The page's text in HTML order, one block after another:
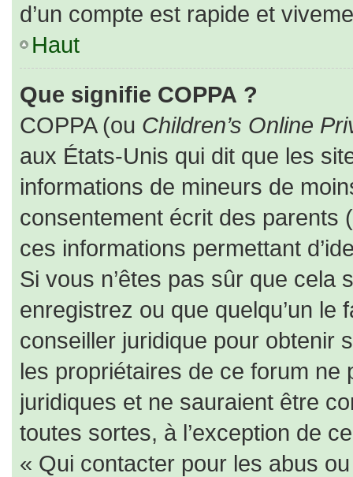
d’un compte est rapide et
Haut
Que signifie COPPA ?
COPPA (ou Children’s Online
aux États-Unis qui dit que les
informations de mineurs de
consentement écrit des parents
ces informations permettant
Si vous n’êtes pas sûr que cela
enregistrez ou que quelqu’un
conseiller juridique pour obtenir
les propriétaires de ce forum
juridiques et ne sauraient être
toutes sortes, à l’exception de
« Qui contacter pour les abus